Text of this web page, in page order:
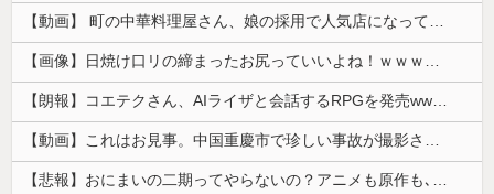
【動画】 町の中華料理屋さん、娘の採用で人気店になってしまう
【画像】日焼け口リの締まったお尻っていいよね！ｗｗｗｗｗ
【朗報】コエテクさん、AIライザと会話するRPGを発売wwwwwwwwwwww
【動画】これはお見事。中国重慶市で珍しい事故が撮影される。
【悲報】おにまいの二期ってやらないの？アニメも原作も､外人からも人気あったのに